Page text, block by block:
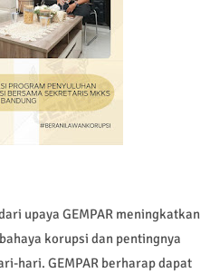
upaya GEMPAR meningkatkan
korupsi dan pentingnya
hari. GEMPAR berharap dapat